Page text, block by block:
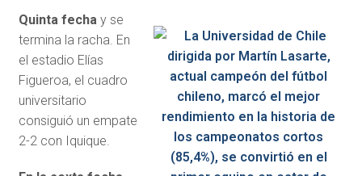
Quinta fecha y se
termina la racha. En
el estadio Elías
Figueroa, el cuadro
universitario
consiguió un empate
2-2 con Iquique.